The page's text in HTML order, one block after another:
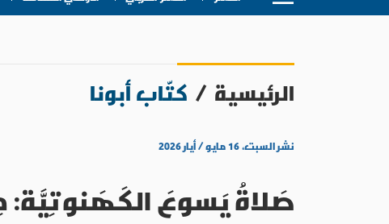
الرئيسية / كتّاب أبونا
نشر السبت، ١٦ مايو / أيار ٢٠٢٦
صَلاةُ يَسوعَ الكَهَنوتِيَّة: